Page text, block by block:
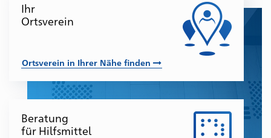
und
Anlaufstellen
Betroffene
Ihr
Ortsverein
Ortsverein in Ihrer Nähe finden
Beratung
für Hilfsmittel